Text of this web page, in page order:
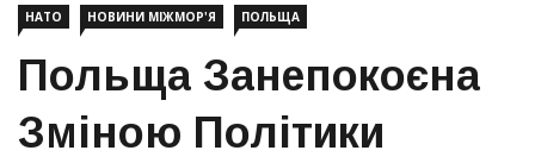
НАТО НОВИНИ МІЖМОР'Я ПОЛЬЩА
Польща Занепокоєна
Зміною Політики